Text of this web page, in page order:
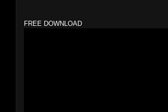
FREE DOWNLOAD